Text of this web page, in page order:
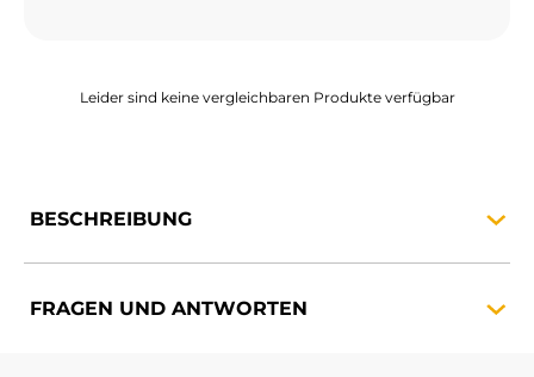
Leider sind keine vergleichbaren Produkte verfügbar
BESCHREIBUNG
FRAGEN UND ANTWORTEN